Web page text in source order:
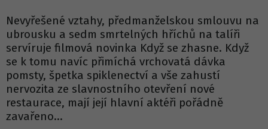
Nevyřešené vztahy, předmanželskou smlouvu na
ubrousku a sedm smrtelných hříchů na talíři
servíruje filmová novinka Když se zhasne. Když
se k tomu navíc přimíchá vrchovatá dávka
pomsty, špetka spiklenectví a vše zahustí
nervozita ze slavnostního otevření nové
restaurace, mají její hlavní aktéři pořádně
zavařeno…